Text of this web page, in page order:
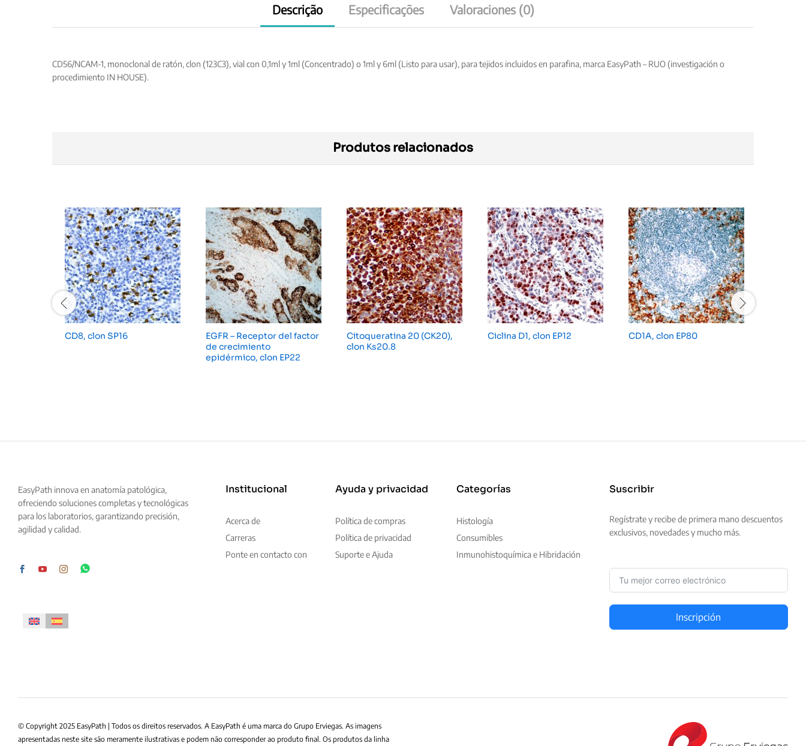
Descrição Especificações Valoraciones (0)
CD56/NCAM-1, monoclonal de ratón, clon (123C3), vial con 0,1ml y 1ml (Concentrado) o 1ml y 6ml (Listo para usar), para tejidos incluidos en parafina, marca EasyPath – RUO (investigación o
procedimiento IN HOUSE).
Produtos relacionados
CD8, clon SP16
EGFR – Receptor del factor
de crecimiento
epidérmico, clon EP22
Citoqueratina 20 (CK20),
clon Ks20.8
Ciclina D1, clon EP12 CD1A, clon EP80
EasyPath innova en anatomía patológica,
ofreciendo soluciones completas y tecnológicas
para los laboratorios, garantizando precisión,
agilidad y calidad.
Institucional
Acerca de
Carreras
Ponte en contacto con
Ayuda y privacidad
Política de compras
Política de privacidad
Suporte e Ajuda
Categorías
Histología
Consumibles
Inmunohistoquímica e Hibridación
Suscribir
Regístrate y recibe de primera mano descuentos
exclusivos, novedades y mucho más.
Inscripción
© Copyright 2025 EasyPath | Todos os direitos reservados. A EasyPath é uma marca do Grupo Erviegas. As imagens
apresentadas neste site são meramente ilustrativas e podem não corresponder ao produto final. Os produtos da linha